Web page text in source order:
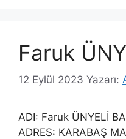
Faruk
12 Eylül 2023 Yazarı:
ADI: Faruk ÜNYELİ
ADRES: KARABAŞ